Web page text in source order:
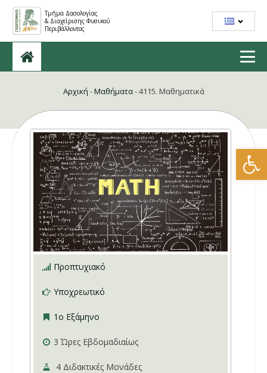
Τμήμα Δασολογίας
& Διαχείρισης Φυσικού
Περιβάλλοντος
Αρχική -Μαθήματα-4115. Μαθηματικά
Προπτυχιακό
Υποχρεωτικό
1ο Εξάμηνο
3 Ώρες Εβδομαδιαίως
4 Διδακτικές Μονάδες